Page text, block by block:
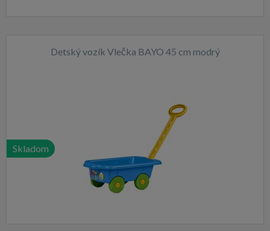
Detský vozík Vlečka BAYO 45 cm modrý
Skladom